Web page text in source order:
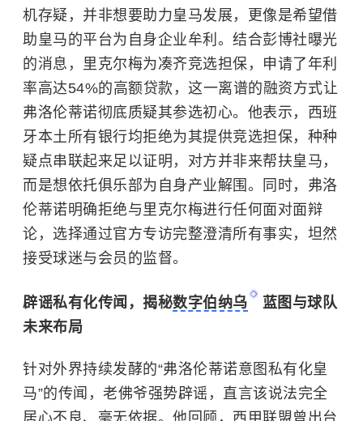
机存疑，并非想要助力皇马发展，更像是希望借
助皇马的平台为自身企业牟利。结合彭博社曝光
的消息，里克尔梅为凑齐竞选担保，申请了年利
率高达54%的高额贷款，这一离谱的融资方式让
弗洛伦蒂诺彻底质疑其参选初心。他表示，西班
牙本土所有银行均拒绝为其提供竞选担保，种种
疑点串联起来足以证明，对方并非来帮扶皇马，
而是想依托俱乐部为自身产业解围。同时，弗洛
伦蒂诺明确拒绝与里克尔梅进行任何面对面辩
论，选择通过官方专访完整澄清所有事实，坦然
接受球迷与会员的监督。
辟谣私有化传闻，揭秘数字伯纳乌
蓝图与球队
未来布局
针对外界持续发酵的“弗洛伦蒂诺意图私有化皇
马”的传闻，老佛爷强势辟谣，直言该说法完全
居心不良、毫无依据。他回顾，西甲联盟曾出台